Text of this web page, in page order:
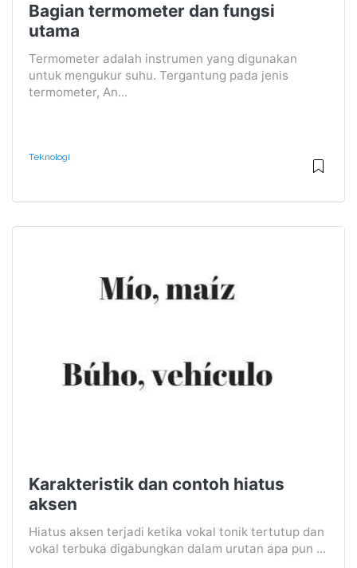
Bagian termometer dan fungsi
utama
Termometer adalah instrumen yang digunakan
untuk mengukur suhu. Tergantung pada jenis
termometer, An...
Teknologi
Karakteristik dan contoh hiatus
aksen
Hiatus aksen terjadi ketika vokal tonik tertutup dan
vokal terbuka digabungkan dalam urutan apa pun ...